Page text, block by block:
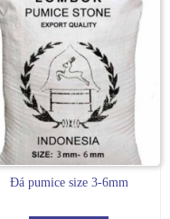
Đá pumice size 3-6mm